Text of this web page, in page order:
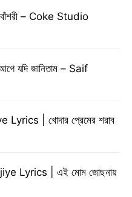
– Coke Studio
জানিতাম – Saif
| খোদার প্রেমের শরাব
Lyrics | এই মোম জোছনায়